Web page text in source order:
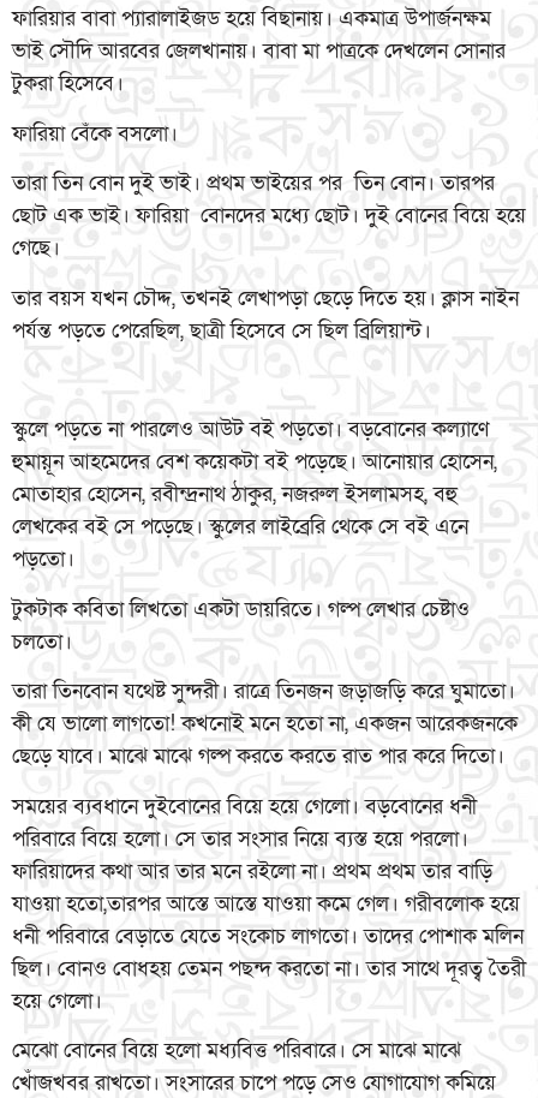
ফারিয়ার বাবা প্যারালাইজড হয়ে বিছানায়। একমাত্র উপার্জনক্ষম
ভাই সৌদি আরবের জেলখানায়। বাবা মা পাত্রকে দেখলেন সোনার
টুকরা হিসেবে।
ফারিয়া বেঁকে বসলো।
তারা তিন বোন দুই ভাই। প্রথম ভাইয়ের পর তিন বোন। তারপর
ছোট এক ভাই। ফারিয়া বোনদের মধ্যে ছোট। দুই বোনের বিয়ে হয়ে
গেছে।
তার বয়স যখন চৌদ্দ, তখনই লেখাপড়া ছেড়ে দিতে হয়। ক্লাস নাইন
পর্যন্ত পড়তে পেরেছিল, ছাত্রী হিসেবে সে ছিল ব্রিলিয়ান্ট।
স্কুলে পড়তে না পারলেও আউট বই পড়তো। বড়বোনের কল্যাণে
হুমায়ূন আহমেদের বেশ কয়েকটা বই পড়েছে। আনোয়ার হোসেন,
মোতাহার হোসেন, রবীন্দ্রনাথ ঠাকুর, নজরুল ইসলামসহ, বহু
লেখকের বই সে পড়েছে। স্কুলের লাইব্রেরি থেকে সে বই এনে
পড়তো।
টুকটাক কবিতা লিখতো একটা ডায়রিতে। গল্প লেখার চেষ্টাও
চলতো।
তারা তিনবোন যথেষ্ট সুন্দরী। রাত্রে তিনজন জড়াজড়ি করে ঘুমাতো।
কী যে ভালো লাগতো! কখনোই মনে হতো না, একজন আরেকজনকে
ছেড়ে যাবে। মাঝে মাঝে গল্প করতে করতে রাত পার করে দিতো।
সময়ের ব্যবধানে দুইবোনের বিয়ে হয়ে গেলো। বড়বোনের ধনী
পরিবারে বিয়ে হলো। সে তার সংসার নিয়ে ব্যস্ত হয়ে পরলো।
ফারিয়াদের কথা আর তার মনে রইলো না। প্রথম প্রথম তার বাড়ি
যাওয়া হতো,তারপর আস্তে আস্তে যাওয়া কমে গেল। গরীবলোক হয়ে
ধনী পরিবারে বেড়াতে যেতে সংকোচ লাগতো। তাদের পোশাক মলিন
ছিল। বোনও বোধহয় তেমন পছন্দ করতো না। তার সাথে দূরত্ব তৈরী
হয়ে গেলো।
মেঝো বোনের বিয়ে হলো মধ্যবিত্ত পরিবারে। সে মাঝে মাঝে
খোঁজখবর রাখতো। সংসারের চাপে পড়ে সেও যোগাযোগ কমিয়ে